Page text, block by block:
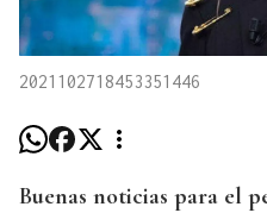
2021102718453351446
Buenas noticias para el